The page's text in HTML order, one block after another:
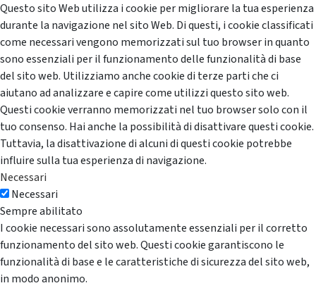
Questo sito Web utilizza i cookie per migliorare la tua esperienza
durante la navigazione nel sito Web. Di questi, i cookie classificati
come necessari vengono memorizzati sul tuo browser in quanto
sono essenziali per il funzionamento delle funzionalità di base
del sito web. Utilizziamo anche cookie di terze parti che ci
aiutano ad analizzare e capire come utilizzi questo sito web.
Questi cookie verranno memorizzati nel tuo browser solo con il
tuo consenso. Hai anche la possibilità di disattivare questi cookie.
Tuttavia, la disattivazione di alcuni di questi cookie potrebbe
influire sulla tua esperienza di navigazione.
Necessari
Necessari
Sempre abilitato
I cookie necessari sono assolutamente essenziali per il corretto
funzionamento del sito web. Questi cookie garantiscono le
funzionalità di base e le caratteristiche di sicurezza del sito web,
in modo anonimo.